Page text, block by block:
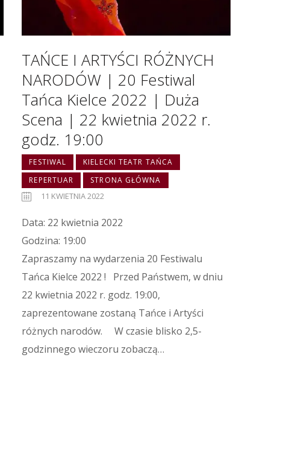
TAŃCE I ARTYŚCI RÓŻNYCH
NARODÓW | 20 Festiwal
Tańca Kielce 2022 | Duża
Scena | 22 kwietnia 2022 r.
godz. 19:00
FESTIWAL
KIELECKI TEATR TAŃCA
REPERTUAR
STRONA GŁÓWNA
11 KWIETNIA 2022
Data: 22 kwietnia 2022
Godzina: 19:00
Zapraszamy na wydarzenia 20 Festiwalu
Tańca Kielce 2022 ! Przed Państwem, w dniu
22 kwietnia 2022 r. godz. 19:00,
zaprezentowane zostaną Tańce i Artyści
różnych narodów. W czasie blisko 2,5-
godzinnego wieczoru zobaczą…